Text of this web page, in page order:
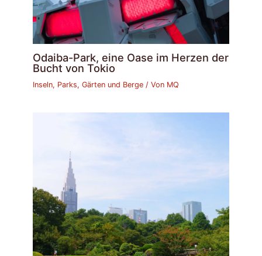
Odaiba-Park, eine Oase im Herzen der
Bucht von Tokio
Inseln, Parks, Gärten und Berge / Von MQ